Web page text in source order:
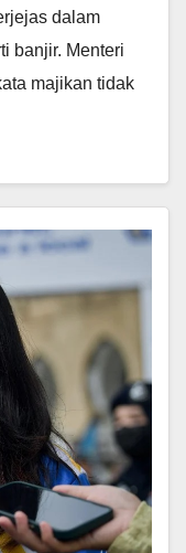
dalam
banjir. Menteri
majikan tidak